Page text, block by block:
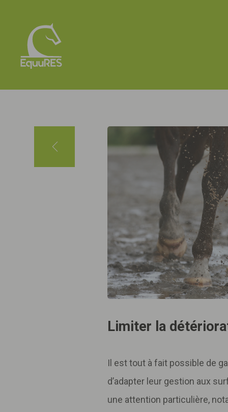
Limiter la
Il est tout à fait possible de
d’adapter leur gestion aux
une attention particulière,